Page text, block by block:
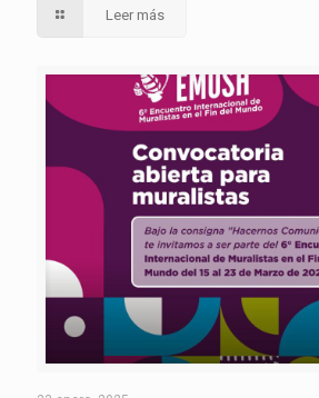
Leer más